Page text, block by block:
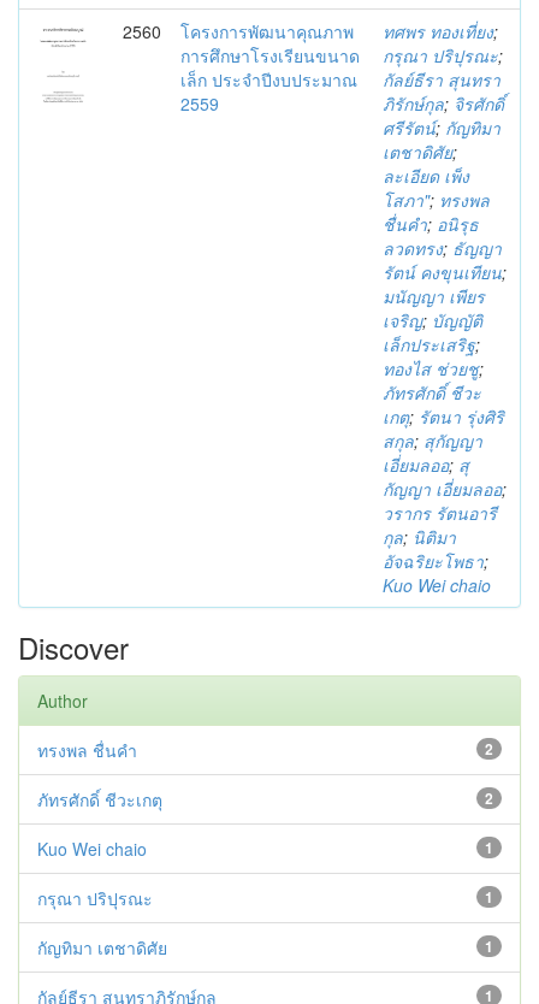
2560
โครงการพัฒนาคุณภาพ
การศึกษาโรงเรียนขนาด
เล็ก ประจำปีงบประมาณ
2559
ทศพร ทองเที่ยง;
กรุณา ปริปุรณะ;
กัลย์ธีรา สุนทรา
ภิรักษ์กุล; จิรศักดิ์
ศรีรัตน์; กัญทิมา
เตชาดิศัย;
ละเอียด เพ็ง
โสภา"; ทรงพล
ชื่นคำ; อนิรุธ
ลวดทรง; ธัญญา
รัตน์ คงขุนเทียน;
มนัญญา เพียร
เจริญ; บัญญัติ
เล็กประเสริฐ;
ทองไส ช่วยชู;
ภัทรศักดิ์ ชีวะ
เกตุ; รัตนา รุ่งศิริ
สกุล; สุกัญญา
เอี่ยมลออ; สุ
กัญญา เอี่ยมลออ;
วรากร รัตนอารี
กุล; นิติมา
อัจฉริยะโพธา;
Kuo Wei chaio
Discover
Author
2
ทรงพล ชื่นคำ
2
ภัทรศักดิ์ ชีวะเกตุ
1
Kuo Wei chaio
1
กรุณา ปริปุรณะ
1
กัญทิมา เตชาดิศัย
1
กัลย์ธีรา สุนทราภิรักษ์กุล